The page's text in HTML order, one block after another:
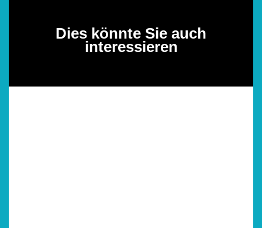
Dies könnte Sie auch
interessieren